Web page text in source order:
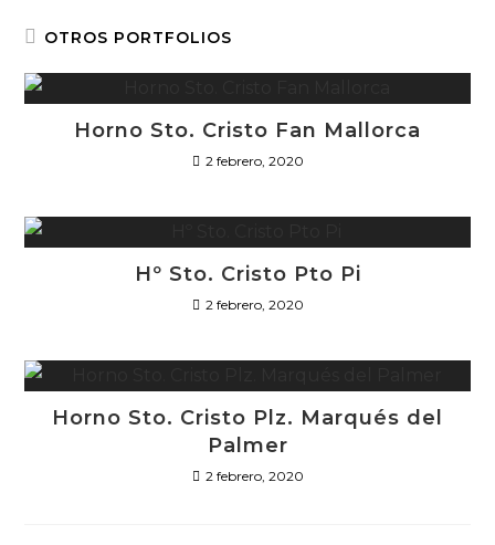
OTROS PORTFOLIOS
Horno Sto. Cristo Fan Mallorca
2 febrero, 2020
Hº Sto. Cristo Pto Pi
2 febrero, 2020
Horno Sto. Cristo Plz. Marqués del
Palmer
2 febrero, 2020